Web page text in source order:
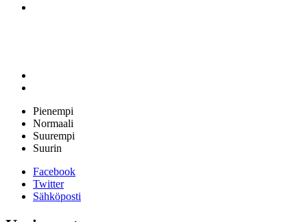
Pienempi
Normaali
Suurempi
Suurin
Facebook
Twitter
Sähköposti